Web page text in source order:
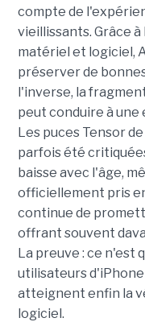
compte de
vieillissants. Grâce
matériel et logiciel,
préserver de
l'inverse, la
peut conduire à
Les puces Tensor
parfois été
baisse avec l'âge,
officiellement pris
continue de
offrant souvent
La preuve : ce n'est
utilisateurs d'iPhone
atteignent enfin la
logiciel.